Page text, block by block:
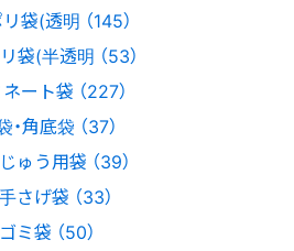
袋(透明 （145）
袋(半透明 （53）
ート袋 （227）
・角底袋 （37）
ゅう用袋 （39）
さげ袋 （33）
ゴミ袋 （50）